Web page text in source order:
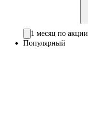
1 месяц по акции
Популярный